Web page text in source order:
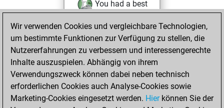
You had a best
Freitag, August
30, 2024
You achieved a
BeautyScore of 18
Fritz
You
Wir verwenden Cookies und vergleichbare Technologien,
um bestimmte Funktionen zur Verfügung zu stellen, die
Nutzererfahrungen zu verbessern und interessengerechte
Inhalte auszuspielen. Abhängig von ihrem
Verwendungszweck können dabei neben technisch
erforderlichen Cookies auch Analyse-Cookies sowie
Marketing-Cookies eingesetzt werden. Hierkönnen Sie der